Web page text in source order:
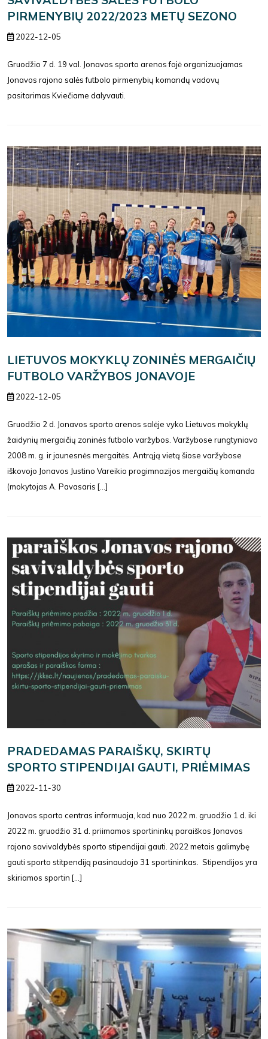
PIRMENYBIŲ 2022/2023 METŲ SEZONO
2022-12-05
Gruodžio 7 d. 19 val. Jonavos sporto arenos fojė organizuojamas
Jonavos rajono salės futbolo pirmenybių komandų vadovų
pasitarimas Kviečiame dalyvauti.
LIETUVOS MOKYKLŲ ZONINĖS MERGAIČIŲ
FUTBOLO VARŽYBOS JONAVOJE
2022-12-05
Gruodžio 2 d. Jonavos sporto arenos salėje vyko Lietuvos mokyklų
žaidynių mergaičių zoninės futbolo varžybos. Varžybose rungtyniavo
2008 m. g. ir jaunesnės mergaitės. Antrąją vietą šiose varžybose
iškovojo Jonavos Justino Vareikio progimnazijos mergaičių komanda
(mokytojas A. Pavasaris [...]
PRADEDAMAS PARAIŠKŲ, SKIRTŲ
SPORTO STIPENDIJAI GAUTI, PRIĖMIMAS
2022-11-30
Jonavos sporto centras informuoja, kad nuo 2022 m. gruodžio 1 d. iki
2022 m. gruodžio 31 d. priimamos sportininkų paraiškos Jonavos
rajono savivaldybės sporto stipendijai gauti. 2022 metais galimybę
gauti sporto stitpendiją pasinaudojo 31 sportininkas. Stipendijos yra
skiriamos sportin [...]